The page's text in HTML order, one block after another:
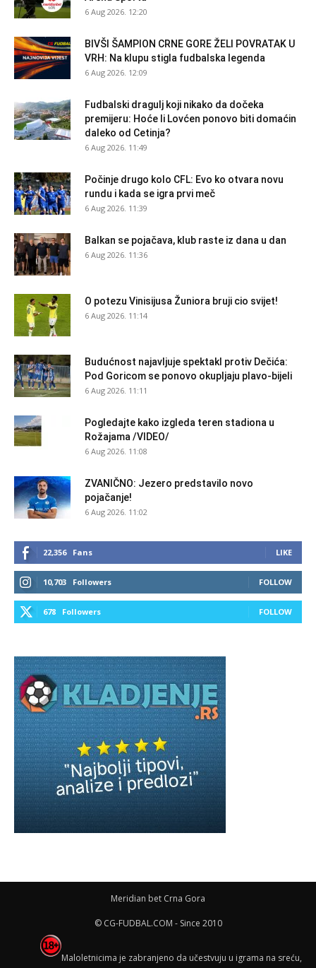
6 Aug 2026. 12:20
BIVŠI ŠAMPION CRNE GORE ŽELI POVRATAK U
VRH: Na klupu stigla fudbalska legenda
6 Aug 2026. 12:09
Fudbalski dragulj koji nikako da dočeka
premijeru: Hoće li Lovćen ponovo biti domaćin
daleko od Cetinja?
6 Aug 2026. 11:49
Počinje drugo kolo CFL: Evo ko otvara novu
rundu i kada se igra prvi meč
6 Aug 2026. 11:39
Balkan se pojačava, klub raste iz dana u dan
6 Aug 2026. 11:36
O potezu Vinisijusa Žuniora bruji cio svijet!
6 Aug 2026. 11:14
Budućnost najavljuje spektakl protiv Dečića:
Pod Goricom se ponovo okupljaju plavo-bijeli
6 Aug 2026. 11:11
Pogledajte kako izgleda teren stadiona u
Rožajama /VIDEO/
6 Aug 2026. 11:08
ZVANIČNO: Jezero predstavilo novo
pojačanje!
6 Aug 2026. 11:02
22,356 Fans LIKE
10,703 Followers FOLLOW
678 Followers FOLLOW
Meridian bet Crna Gora
© CG-FUDBAL.COM - Since 2010
Maloletnicima je zabranjeno da učestvuju u igrama na sreću,